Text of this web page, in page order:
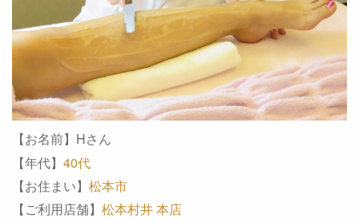
【お名前】Hさん
【年代】 40代
【お住まい】 松本市
【ご利用店舗】 松本村井 本店